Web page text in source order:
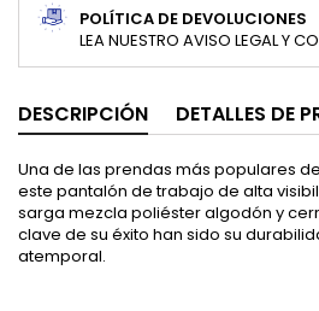
POLÍTICA DE DEVOLUCIONES
LEA NUESTRO AVISO LEGAL Y
DESCRIPCIÓN DETALLES DE
Una de las prendas más populares
este pantalón de trabajo de alta
sarga mezcla poliéster algodón y
clave de su éxito han sido su
atemporal.